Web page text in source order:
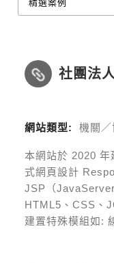
社團法
網站類型: 機關
本網站於 2020 年
式網頁設計
JSP（
HTML5、CSS、
建置特殊模組如: